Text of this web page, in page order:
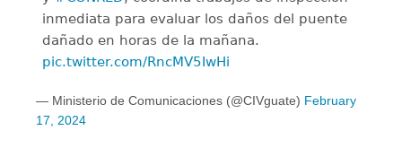
inmediata para evaluar los daños del puente
dañado en horas de la mañana.
pic.twitter.com/RncMV5IwHi
— Ministerio de Comunicaciones (@CIVguate) February
17, 2024